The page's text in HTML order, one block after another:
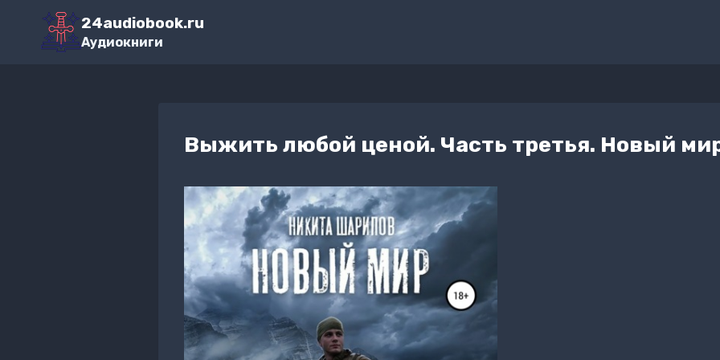
Перейти
содержимому
24audiobook.ru
Аудиокниги
Выжить любой ценой. Часть третья. Новый